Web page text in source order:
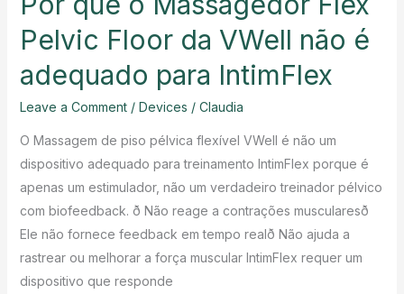
Pelvic Floor da VWell não é
adequado para IntimFlex
Leave a Comment / Devices / Claudia
O Massagem de piso pélvica flexível VWell é não um
dispositivo adequado para treinamento IntimFlex porque é
apenas um estimulador, não um verdadeiro treinador pélvico
com biofeedback. ð Não reage a contrações muscularesð
Ele não fornece feedback em tempo realð Não ajuda a
rastrear ou melhorar a força muscular IntimFlex requer um
dispositivo que responde